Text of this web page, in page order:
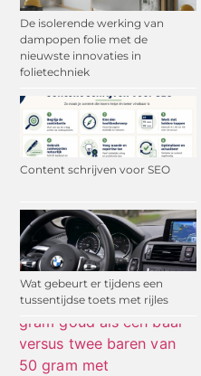
De isolerende werking van
dampopen folie met de
nieuwste innovaties in
folietechniek
Content schrijven voor SEO
Wat gebeurt er tijdens een
tussentijdse toets met rijles